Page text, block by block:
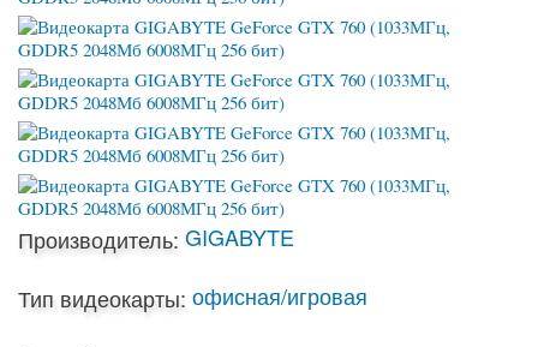
Производитель: GIGABYTE
Тип видеокарты: офисная/игровая